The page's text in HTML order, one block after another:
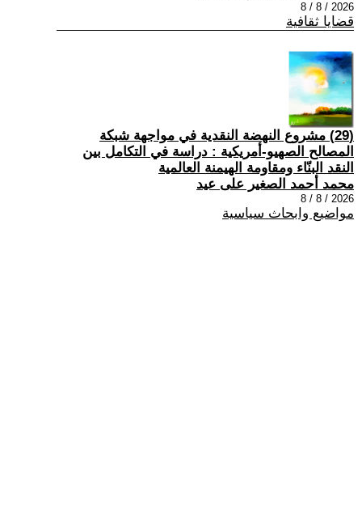
2026 / 8 / 8
قضايا ثقافية
(29) مشروع النهضة النقدية في مواجهة شبكة
المصالح الصهيو-أمريكية : دراسة في التكامل بين
النقد البنّاء ومقاومة الهيمنة العالمية
محمد أحمد الصغير على عيد
2026 / 8 / 8
مواضيع وابحاث سياسية